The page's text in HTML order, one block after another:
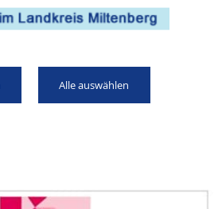
Alle auswählen